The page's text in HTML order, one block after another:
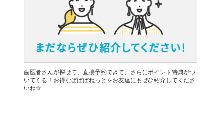
歯医者さんが探せて、直接予約できて、さらにポイント特典がつ
いてくる！お得なぱぱぱねっとをお友達にもぜひ紹介してくださ
いね☆